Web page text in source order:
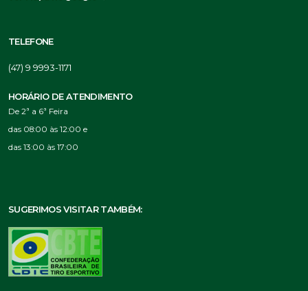
TELEFONE
(47) 9 9993-1171
HORÁRIO DE ATENDIMENTO
De 2ª a 6ª Feira
das 08:00 às 12:00 e
das 13:00 às 17:00
SUGERIMOS VISITAR TAMBÉM: